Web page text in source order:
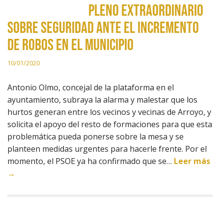
pleno extraordinario
sobre seguridad ante el incremento
de robos en el municipio
10/01/2020
Antonio Olmo, concejal de la plataforma en el
ayuntamiento, subraya la alarma y malestar que los
hurtos generan entre los vecinos y vecinas de Arroyo, y
solicita el apoyo del resto de formaciones para que esta
problemática pueda ponerse sobre la mesa y se
planteen medidas urgentes para hacerle frente. Por el
momento, el PSOE ya ha confirmado que se… Leer más
→